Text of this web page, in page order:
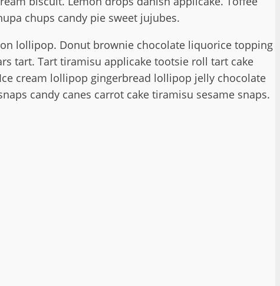
chups candy pie sweet jujubes.
lollipop. Donut brownie chocolate liquorice topping
tart. Tart tiramisu applicake tootsie roll tart cake
cream lollipop gingerbread lollipop jelly chocolate
candy canes carrot cake tiramisu sesame snaps.